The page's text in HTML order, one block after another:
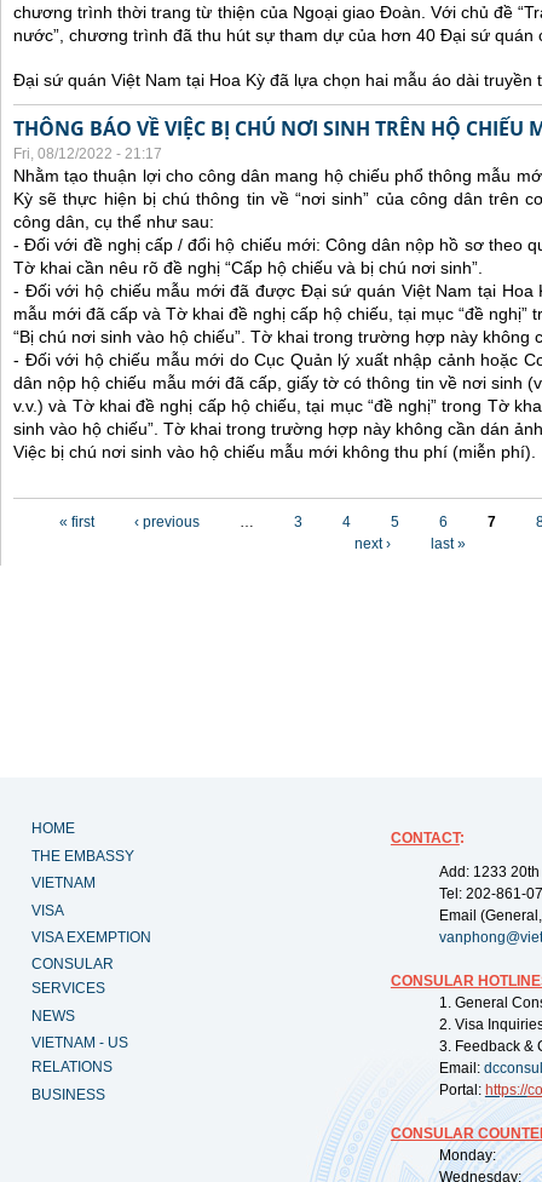
chương trình thời trang từ thiện của Ngoại giao Đoàn. Với chủ đề
nước”, chương trình đã thu hút sự tham dự của hơn 40 Đại sứ quán
Đại sứ quán Việt Nam tại Hoa Kỳ đã lựa chọn hai mẫu áo dài truyền
THÔNG BÁO VỀ VIỆC BỊ CHÚ NƠI SINH TRÊN HỘ CHIẾU
Fri, 08/12/2022 - 21:17
Nhằm tạo thuận lợi cho công dân mang hộ chiếu phổ thông mẫu
Kỳ sẽ thực hiện bị chú thông tin về “nơi sinh” của công dân trên
công dân, cụ thể như sau:
- Đối với đề nghị cấp / đổi hộ chiếu mới: Công dân nộp hồ sơ theo
Tờ khai cần nêu rõ đề nghị “Cấp hộ chiếu và bị chú nơi sinh”.
- Đối với hộ chiếu mẫu mới đã được Đại sứ quán Việt Nam tại Hoa
mẫu mới đã cấp và Tờ khai đề nghị cấp hộ chiếu, tại mục “đề nghị”
“Bị chú nơi sinh vào hộ chiếu”. Tờ khai trong trường hợp này không
- Đối với hộ chiếu mẫu mới do Cục Quản lý xuất nhập cảnh hoặc
dân nộp hộ chiếu mẫu mới đã cấp, giấy tờ có thông tin về nơi sinh
v.v.) và Tờ khai đề nghị cấp hộ chiếu, tại mục “đề nghị” trong Tờ
sinh vào hộ chiếu”. Tờ khai trong trường hợp này không cần dán
Việc bị chú nơi sinh vào hộ chiếu mẫu mới không thu phí (miễn phí).
« first ‹ previous … 3 4 5 6 7
next ›
last »
HOME
THE EMBASSY
VIETNAM
VISA
VISA EXEMPTION
CONSULAR
SERVICES
NEWS
VIETNAM - US
RELATIONS
BUSINESS
CONTACT:
Add: 1233
Tel: 202-861-
Email
CONSULAR
1. General
2. Visa
3. Feedback &
Email:
Portal: https://
CONSULAR
Monday:
Wednesday: